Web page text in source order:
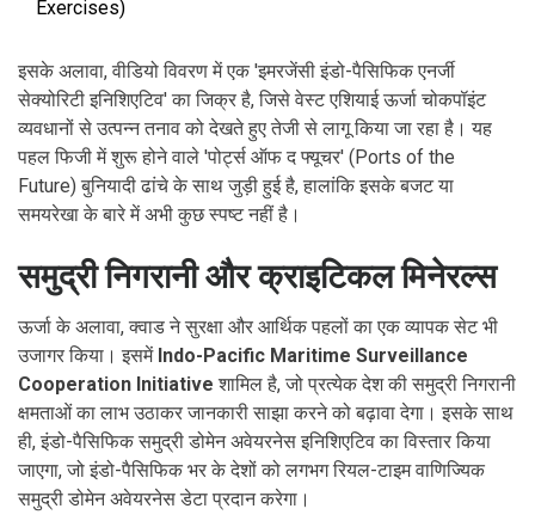
Exercises)
इसके अलावा, वीडियो विवरण में एक 'इमरजेंसी इंडो-पैसिफिक एनर्जी
सेक्योरिटी इनिशिएटिव' का जिक्र है, जिसे वेस्ट एशियाई ऊर्जा चोकपॉइंट
व्यवधानों से उत्पन्न तनाव को देखते हुए तेजी से लागू किया जा रहा है। यह
पहल फिजी में शुरू होने वाले 'पोर्ट्स ऑफ द फ्यूचर' (Ports of the
Future) बुनियादी ढांचे के साथ जुड़ी हुई है, हालांकि इसके बजट या
समयरेखा के बारे में अभी कुछ स्पष्ट नहीं है।
समुद्री निगरानी और क्राइटिकल मिनेरल्स
ऊर्जा के अलावा, क्वाड ने सुरक्षा और आर्थिक पहलों का एक व्यापक सेट भी
उजागर किया। इसमें Indo-Pacific Maritime Surveillance
Cooperation Initiative शामिल है, जो प्रत्येक देश की समुद्री निगरानी
क्षमताओं का लाभ उठाकर जानकारी साझा करने को बढ़ावा देगा। इसके साथ
ही, इंडो-पैसिफिक समुद्री डोमेन अवेयरनेस इनिशिएटिव का विस्तार किया
जाएगा, जो इंडो-पैसिफिक भर के देशों को लगभग रियल-टाइम वाणिज्यिक
समुद्री डोमेन अवेयरनेस डेटा प्रदान करेगा।